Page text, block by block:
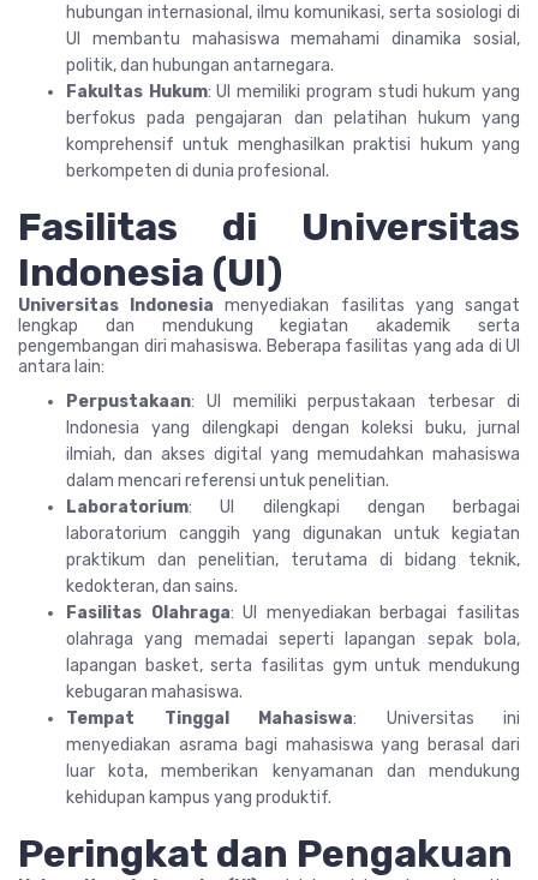
hubungan internasional, ilmu komunikasi, serta sosiologi di
UI membantu mahasiswa memahami dinamika sosial,
politik, dan hubungan antarnegara.
Fakultas Hukum: UI memiliki program studi hukum yang
berfokus pada pengajaran dan pelatihan hukum yang
komprehensif untuk menghasilkan praktisi hukum yang
berkompeten di dunia profesional.
Fasilitas di Universitas
Indonesia (UI)
Universitas Indonesia menyediakan fasilitas yang sangat
lengkap dan mendukung kegiatan akademik serta
pengembangan diri mahasiswa. Beberapa fasilitas yang ada di UI
antara lain:
Perpustakaan: UI memiliki perpustakaan terbesar di
Indonesia yang dilengkapi dengan koleksi buku, jurnal
ilmiah, dan akses digital yang memudahkan mahasiswa
dalam mencari referensi untuk penelitian.
Laboratorium: UI dilengkapi dengan berbagai
laboratorium canggih yang digunakan untuk kegiatan
praktikum dan penelitian, terutama di bidang teknik,
kedokteran, dan sains.
Fasilitas Olahraga: UI menyediakan berbagai fasilitas
olahraga yang memadai seperti lapangan sepak bola,
lapangan basket, serta fasilitas gym untuk mendukung
kebugaran mahasiswa.
Tempat Tinggal Mahasiswa: Universitas ini
menyediakan asrama bagi mahasiswa yang berasal dari
luar kota, memberikan kenyamanan dan mendukung
kehidupan kampus yang produktif.
Peringkat dan Pengakuan